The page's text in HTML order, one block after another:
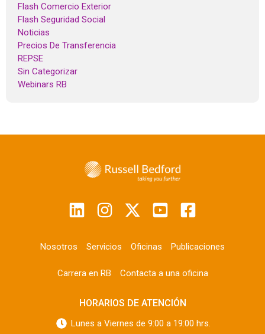
Flash Comercio Exterior
Flash Seguridad Social
Noticias
Precios De Transferencia
REPSE
Sin Categorizar
Webinars RB
Nosotros Servicios Oficinas Publicaciones
Carrera en RB Contacta a una oficina
HORARIOS DE ATENCIÓN
Lunes a Viernes de 9:00 a 19:00 hrs.